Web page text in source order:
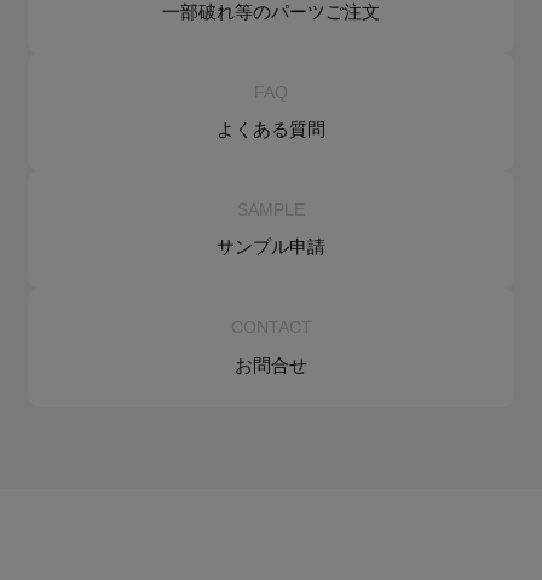
一部破れ等のパーツご注文
FAQ
よくある質問
SAMPLE
サンプル申請
CONTACT
お問合せ